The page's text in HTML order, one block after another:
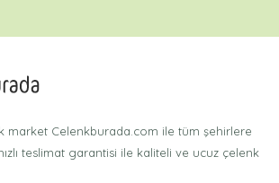
market Celenkburada.com ile tüm şehirlere
teslimat garantisi ile kaliteli ve ucuz çelenk